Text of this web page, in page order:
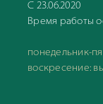
С 23.06.2020
Время работы
понедельник-
воскресение: